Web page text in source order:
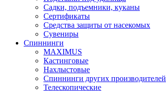
Садки, подъемники, куканы
Сертификаты
Средства защиты от насекомых
Сувениры
Спиннинги
MAXIMUS
Кастинговые
Нахлыстовые
Спиннинги других производителей
Телескопические